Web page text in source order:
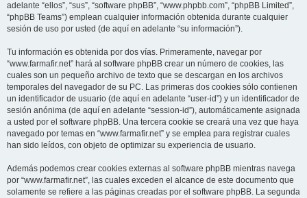
adelante “ellos”, “sus”, “software phpBB”, “www.phpbb.com”, “phpBB Limited”,
“phpBB Teams”) emplean cualquier información obtenida durante cualquier
sesión de uso por usted (de aquí en adelante “su información”).
Tu información es obtenida por dos vías. Primeramente, navegar por
“www.farmafir.net” hará al software phpBB crear un número de cookies, las
cuales son un pequeño archivo de texto que se descargan en los archivos
temporales del navegador de su PC. Las primeras dos cookies sólo contienen
un identificador de usuario (de aquí en adelante “user-id”) y un identificador de
sesión anónima (de aquí en adelante “session-id”), automáticamente asignada
a usted por el software phpBB. Una tercera cookie se creará una vez que haya
navegado por temas en “www.farmafir.net” y se emplea para registrar cuales
han sido leídos, con objeto de optimizar su experiencia de usuario.
Además podemos crear cookies externas al software phpBB mientras navega
por “www.farmafir.net”, las cuales exceden el alcance de este documento que
solamente se refiere a las páginas creadas por el software phpBB. La segunda